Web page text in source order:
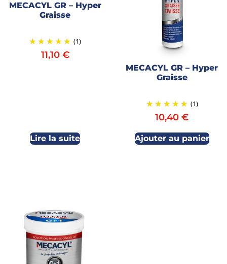
MECACYL GR – Hyper
Graisse
(1)
11,10 €
Lire la suite
MECACYL GR – Hyper
Graisse
(1)
10,40€
Ajouter au panier